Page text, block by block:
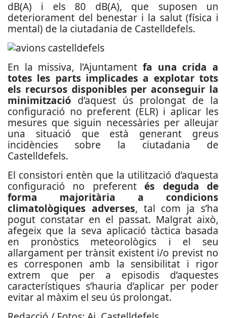
dB(A) i els 80 dB(A), que suposen un
deteriorament del benestar i la salut (física i
mental) de la ciutadania de Castelldefels.
En la missiva, l’Ajuntament fa una crida a
totes les parts implicades a explotar tots
els recursos disponibles per aconseguir la
minimització d’aquest ús prolongat de la
configuració no preferent (ELR) i aplicar les
mesures que siguin necessàries per alleujar
una situació que està generant greus
incidències sobre la ciutadania de
Castelldefels.
El consistori entèn que la utilització d’aquesta
configuració no preferentés deguda de
forma majoritària a condicions
climatològiques adverses, tal com ja s’ha
pogut constatar en el passat. Malgrat això,
afegeix que la seva aplicació tàctica basada
en pronòstics meteorològics i el seu
allargament per trànsit existent i/o previst no
es corresponen amb la sensibilitat i rigor
extrem que per a episodis d’aquestes
característiques s’hauria d’aplicar per poder
evitar al màxim el seu ús prolongat.